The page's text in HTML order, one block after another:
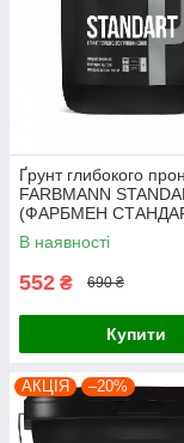
Ґрунт глибокого
FARBMANN
(ФАРБМЕН
10л
В наявності
552 ₴ 690 ₴
Купити
АКЦІЯ –20%